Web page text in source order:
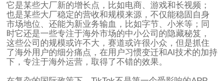
它是某些大厂新的增长点，比如电商、游戏和长视频；
也是某些大厂稳定的营收和规模来源，不仅能稳固自身
市场地位、还能为新业务输血，比如字节、小米等；同
时它还是一些专注于海外市场的中小公司的隐藏秘笈，
这些公司的规模或许不大，赛道或许很小众，但是抓住
了海外用户的细分痛点，在用户习惯变迁和AI技术的加持
下，专注于海外运营，取得了不错的效果。